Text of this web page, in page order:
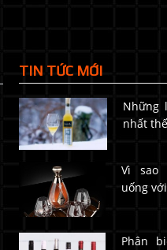
TIN TỨC MỚI
Những
nhất
Vì sao
uống
Phân